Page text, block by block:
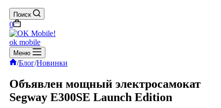
Поиск
Корзина
0
ok mobile
Меню
Главная
/Блог/Новинки
Объявлен мощный электросамокат
Segway E300SE Launch Edition